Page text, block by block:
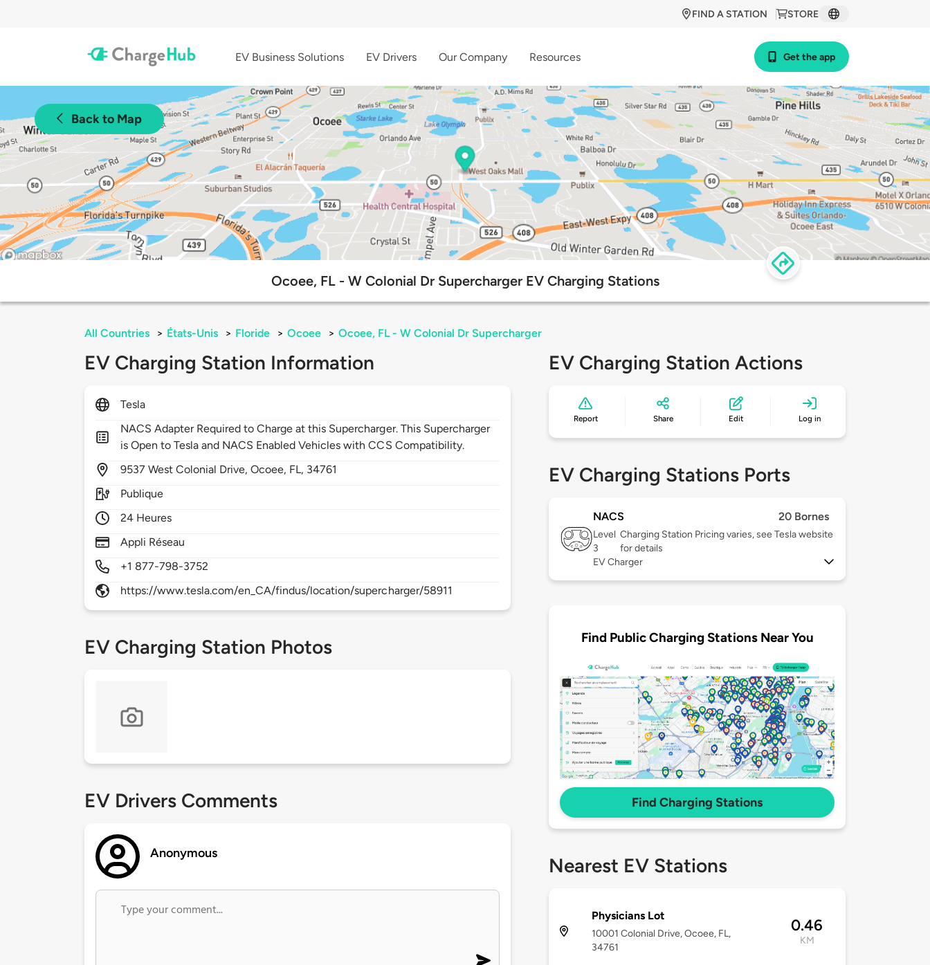
STORE
FIND A STATION
EV Business Solutions EV Drivers Our Company Resources Get the app
Back to Map
Ocoee, FL - W Colonial Dr Supercharger EV Charging Stations
All Countries > États-Unis > Floride > Ocoee > Ocoee, FL - W Colonial Dr Supercharger
EV Charging Station Information
Tesla
NACS Adapter Required to Charge at this Supercharger. This Supercharger
is Open to Tesla and NACS Enabled Vehicles with CCS Compatibility.
9537West Colonial Drive,Ocoee, FL, 34761
Publique
24 Heures
Appli Réseau
+1 877-798-3752
https://www.tesla.com/en_CA/findus/location/supercharger/58911
EV Charging Station Photos
EV Drivers Comments
Anonymous
EV Charging Station Actions
Report Share Edit Log in
EV Charging Stations Ports
NACS 20 Bornes
Level
3
Charging Station Pricing varies, see Tesla website
for details
EV Charger
Find Public Charging Stations Near You
Find Charging Stations
Nearest EV Stations
Physicians Lot
10001 Colonial Drive, Ocoee, FL,
34761
0.46
KM